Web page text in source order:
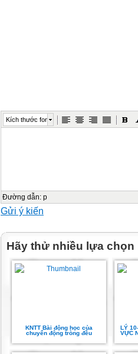
E
Ơ
V
Â
A
Kích thước font
Đường dẫn: p
Gửi ý kiến
Hãy thử nhiều lựa chọn
KNTT Bài động học của
chuyển động tròng đều
LÝ
VỰC